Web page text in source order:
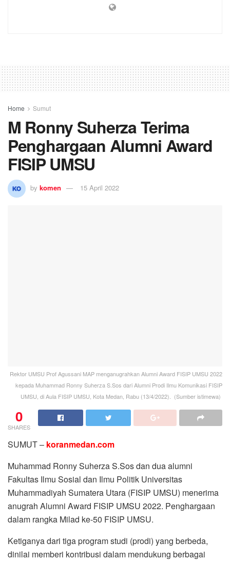
Home Sumut
M Ronny Suherza Terima
Penghargaan Alumni Award
FISIP UMSU
by komen 15 April 2022
Rektor UMSU Prof Agussani MAP menganugrahkan Alumni Award FISIP UMSU 2022
kepada Muhammad Ronny Suherza S.Sos dari Alumni Prodi Ilmu Komunikasi FISIP
UMSU, di Aula FISIP UMSU, Kota Medan, Rabu (13/4/2022). (Sumber istimewa)
0
SHARES
SUMUT – koranmedan.com
Muhammad Ronny Suherza S.Sos dan dua alumni
Fakultas Ilmu Sosial dan Ilmu Politik Universitas
Muhammadiyah Sumatera Utara (FISIP UMSU) menerima
anugrah Alumni Award FISIP UMSU 2022. Penghargaan
dalam rangka Milad ke-50 FISIP UMSU.
Ketiganya dari tiga program studi (prodi) yang berbeda,
dinilai memberi kontribusi dalam mendukung berbagai